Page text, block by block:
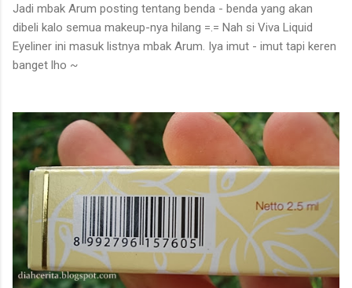
Jadi mbak Arum posting tentang benda - benda yang akan
dibeli kalo semua makeup-nya hilang =.= Nah si Viva Liquid
Eyeliner ini masuk listnya mbak Arum. Iya imut - imut tapi keren
banget lho ~